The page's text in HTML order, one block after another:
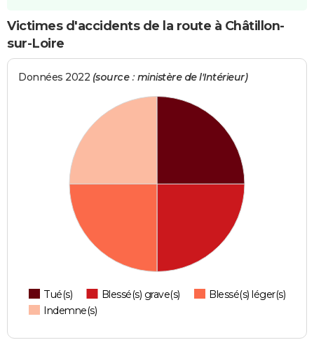
Victimes d'accidents de la route à Châtillon-
sur-Loire
Données 2022 (source : ministère de l'Intérieur)
Tué(s) Blessé(s) grave(s)
Blessé(s) léger(s)
Indemne(s)